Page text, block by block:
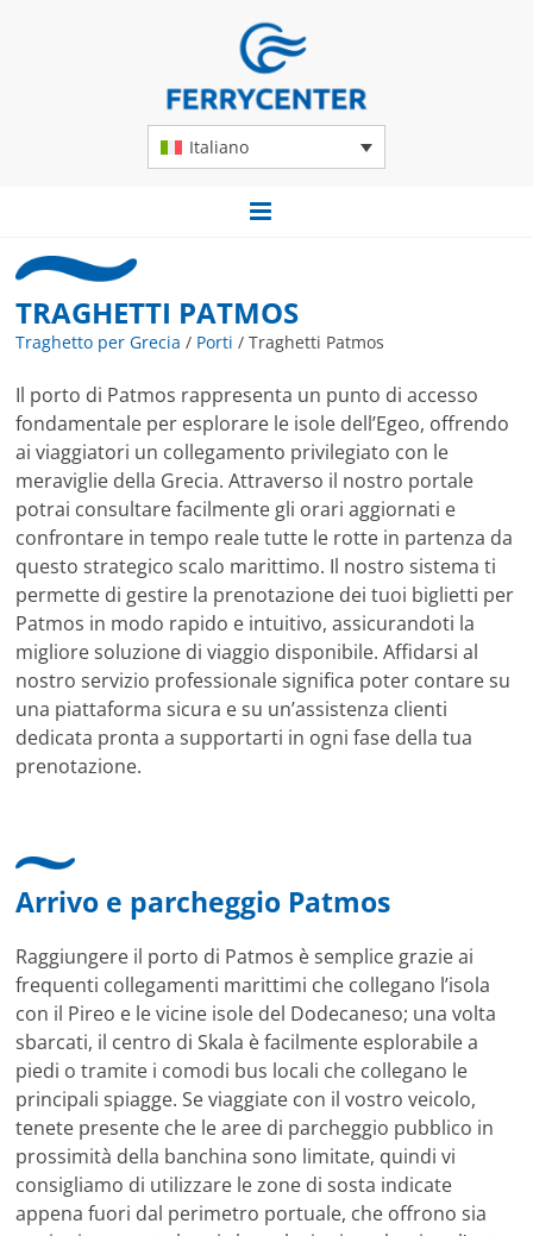
Italiano
TRAGHETTI PATMOS
Traghetto per Grecia / Porti /Traghetti Patmos
Il porto di Patmos rappresenta un punto di accesso
fondamentale per esplorare le isole dell’Egeo, offrendo
ai viaggiatori un collegamento privilegiato con le
meraviglie della Grecia. Attraverso il nostro portale
potrai consultare facilmente gli orari aggiornati e
confrontare in tempo reale tutte le rotte in partenza da
questo strategico scalo marittimo. Il nostro sistema ti
permette di gestire la prenotazione dei tuoi biglietti per
Patmos in modo rapido e intuitivo, assicurandoti la
migliore soluzione di viaggio disponibile. Affidarsi al
nostro servizio professionale significa poter contare su
una piattaforma sicura e su un’assistenza clienti
dedicata pronta a supportarti in ogni fase della tua
prenotazione.
Arrivo e parcheggio Patmos
Raggiungere il porto di Patmos è semplice grazie ai
frequenti collegamenti marittimi che collegano l’isola
con il Pireo e le vicine isole del Dodecaneso; una volta
sbarcati, il centro di Skala è facilmente esplorabile a
piedi o tramite i comodi bus locali che collegano le
principali spiagge. Se viaggiate con il vostro veicolo,
tenete presente che le aree di parcheggio pubblico in
prossimità della banchina sono limitate, quindi vi
consigliamo di utilizzare le zone di sosta indicate
appena fuori dal perimetro portuale, che offrono sia